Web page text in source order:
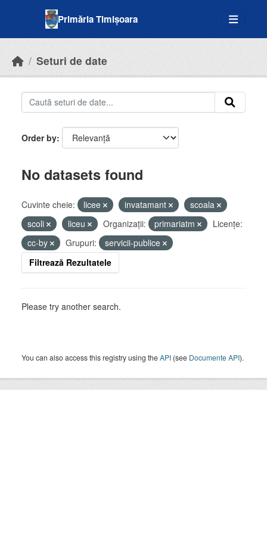
Primăria Timișoara
Seturi de date
Order by
No datasets found
Cuvinte cheie: licee invatamant
scoala
scoli
liceu Organizații: primariatm
Licenţe:
cc-by
Grupuri:
servicii-publice
Filtrează Rezultatele
Please try another search.
You can also access this registry using theAPI (see Documente API).